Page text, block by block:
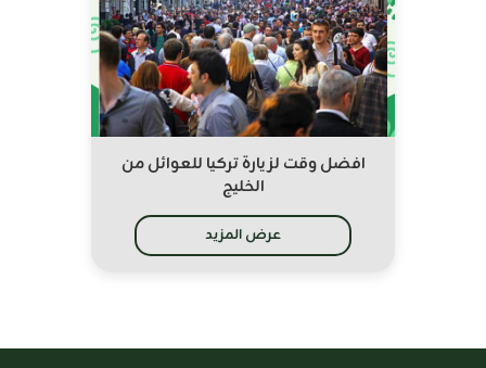
افضل وقت لزيارة تركيا للعوائل من
الخليج
عرض المزيد